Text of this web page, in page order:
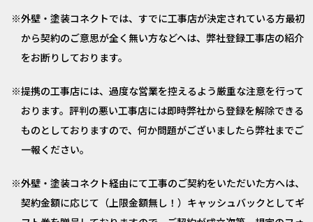
外壁・塗装コネクトでは、すでに工事店が決定されている方最初
から契約のご意思が全く無い方などへは、弊社登録工事店の紹介
をお断りしております。
提携の工事店には、過度な営業を控えるよう厳重な注意を行って
おります。評判の悪い工事店には即時弊社から登録を解除できる
ものとしておりますので、何か問題がございましたら弊社までご
一報ください。
外壁・塗装コネクト経由にて工事のご契約をいただいた方へは、
契約金額に応じて（上限金額無し！）キャッシュバックとしてギ